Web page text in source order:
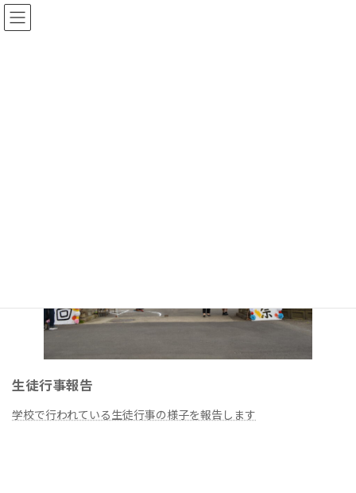
コ
ン
ナ
ビ
生徒行事報告
学校で行われている生徒行事の様子を報告します